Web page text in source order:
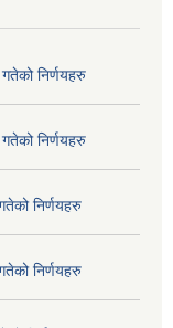
निर्णयहरु
निर्णयहरु
निर्णयहरु
निर्णयहरु